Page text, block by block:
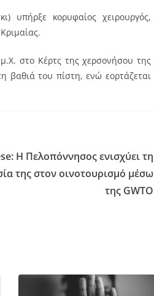
υπήρξε κορυφαίος χειρουργός,
στο Κέρτς της χερσονήσου της
βαθιά του πίστη, ενώ εορτάζεται
Η Πελοπόννησος ενισχύει τη
της στον οινοτουρισμό μέσω
της GWTO